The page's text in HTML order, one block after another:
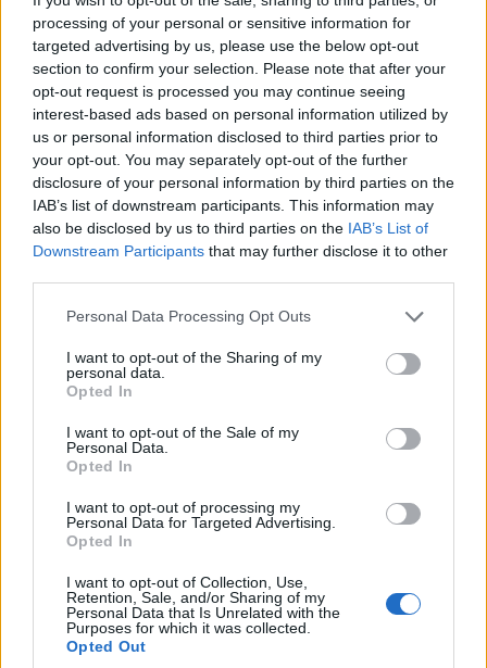
processing of your personal or sensitive information for
targeted advertising by us, please use the below opt-out
section to confirm your selection. Please note that after your
opt-out request is processed you may continue seeing
interest-based ads based on personal information utilized by
us or personal information disclosed to third parties prior to
your opt-out. You may separately opt-out of the further
disclosure of your personal information by third parties on the
IAB’s list of downstream participants. This information may
also be disclosed by us to third parties on the IAB’s List of
Downstream Participants that may further disclose it to other
Please note that this website/app uses one or more Google
not limited to your visit or usage behaviour. You may click to
grant or deny consent to Google and its third-party tags to
use your data for below specified purposes in below Google
consent section.
Personal Data Processing Opt Outs
I want to opt-out of the Sharing of my
personal data.
Opted In
I want to opt-out of the Sale of my
Personal Data.
Opted In
I want to opt-out of processing my
Personal Data for Targeted Advertising.
Opted In
I want to opt-out of Collection, Use,
Retention, Sale, and/or Sharing of my
Personal Data that Is Unrelated with the
Purposes for which it was collected.
Opted Out
8 Αυγούστου 2026, 8:02 μμ 8 Αυγούστου 2026, 7:38 μμ
ΚΟΙΝΩΝΊΑ
Το Daddy Cool Party
επιστρέφει στην
8 Αυγούστου 2026, 7:33 μμ
ΚΟΙΝΩΝΊΑ
Α.Ο. ΠΑΝΑΤΟΛΙΚΟΣ:
Γαβρίλος
Ευθυμιάδου σε μια
μουσική βραδιά την